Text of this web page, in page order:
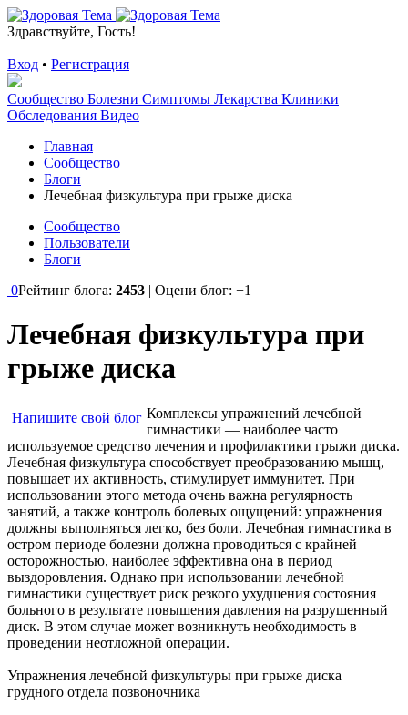
Здравствуйте, Гость!
Вход • Регистрация
Сообщество Болезни Симптомы Лекарства Клиники
Обследования Видео
Главная
Сообщество
Блоги
Лечебная физкультура при грыже диска
Сообщество
Пользователи
Блоги
0Рейтинг блога: 2453 | Оцени блог: +1
Лечебная физкультура при
грыже диска
Напишите свой блог Комплексы упражнений лечебной
гимнастики — наиболее часто
используемое средство лечения и профилактики грыжи диска.
Лечебная физкультура способствует преобразованию мышц,
повышает их активность, стимулирует иммунитет. При
использовании этого метода очень важна регулярность
занятий, а также контроль болевых ощущений: упражнения
должны выполняться легко, без боли. Лечебная гимнастика в
остром периоде болезни должна проводиться с крайней
осторожностью, наиболее эффективна она в период
выздоровления. Однако при использовании лечебной
гимнастики существует риск резкого ухудшения состояния
больного в результате повышения давления на разрушенный
диск. В этом случае может возникнуть необходимость в
проведении неотложной операции.
Упражнения лечебной физкультуры при грыже диска
грудного отдела позвоночника